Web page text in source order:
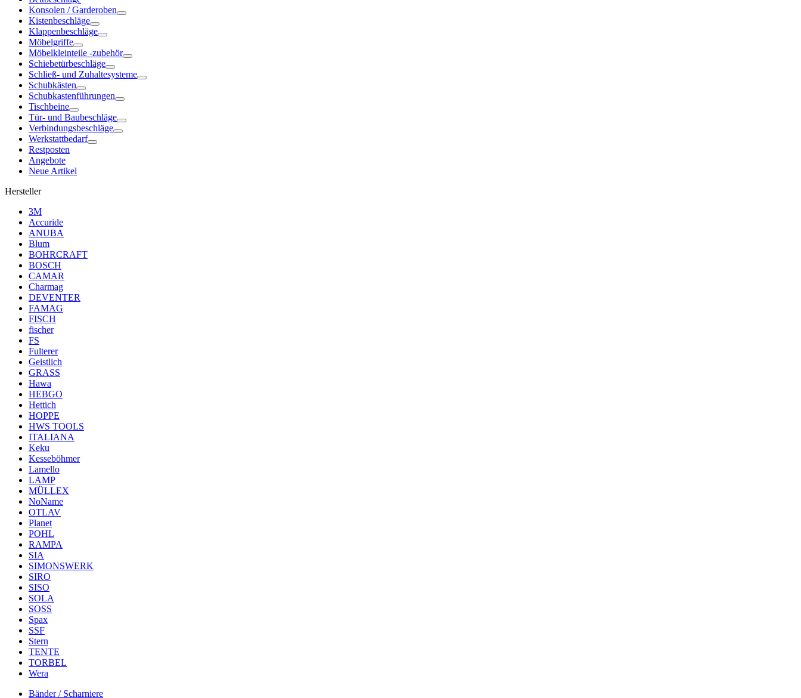
Konsolen / Garderoben
Kistenbeschläge
Klappenbeschläge
Möbelgriffe
Möbelkleinteile -zubehör
Schiebetürbeschläge
Schließ- und Zuhaltesysteme
Schubkästen
Schubkastenführungen
Tischbeine
Tür- und Baubeschläge
Verbindungsbeschläge
Werkstattbedarf
Restposten
Angebote
Neue Artikel
Hersteller
3M
Accuride
ANUBA
Blum
BOHRCRAFT
BOSCH
CAMAR
Charmag
DEVENTER
FAMAG
FISCH
fischer
FS
Fulterer
Geistlich
GRASS
Hawa
HEBGO
Hettich
HOPPE
HWS TOOLS
ITALIANA
Keku
Kesseböhmer
Lamello
LAMP
MÜLLEX
NoName
OTLAV
Planet
POHL
RAMPA
SIA
SIMONSWERK
SIRO
SISO
SOLA
SOSS
Spax
SSF
Stern
TENTE
TORBEL
Wera
Bänder / Scharniere